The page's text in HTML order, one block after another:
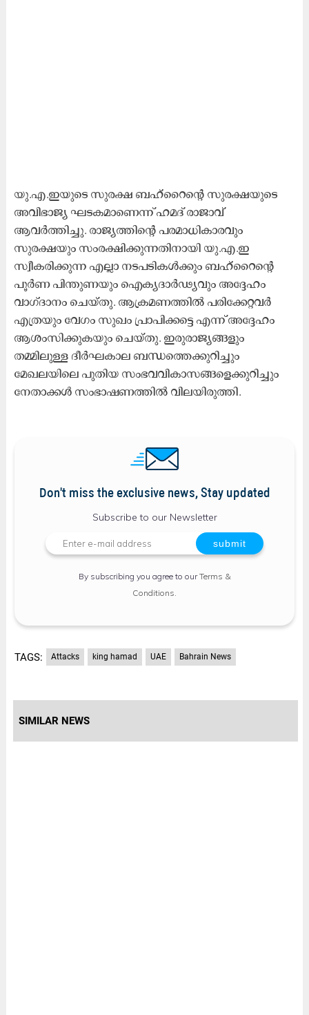
യു.എ.ഇയുടെ സുരക്ഷ ബഹ്‌റൈന്റെ സുരക്ഷയുടെ
അവിഭാജ്യ ഘടകമാണെന്ന് ഹമദ് രാജാവ്
ആവർത്തിച്ചു. രാജ്യത്തിന്റെ പരമാധികാരവും
സുരക്ഷയും സംരക്ഷിക്കുന്നതിനായി യു.എ.ഇ
സ്വീകരിക്കുന്ന എല്ലാ നടപടികൾക്കും ബഹ്‌റൈന്റെ
പൂർണ പിന്തുണയും ഐക്യദാർഢ്യവും അദ്ദേഹം
വാഗ്ദാനം ചെയ്തു. ആക്രമണത്തിൽ പരിക്കേറ്റവർ
എത്രയും വേഗം സുഖം പ്രാപിക്കട്ടെ എന്ന് അദ്ദേഹം
ആശംസിക്കുകയും ചെയ്തു. ഇരുരാജ്യങ്ങളും
തമ്മിലുള്ള ദീർഘകാല ബന്ധത്തെക്കുറിച്ചും
മേഖലയിലെ പുതിയ സംഭവവികാസങ്ങളെക്കുറിച്ചും
നേതാക്കൾ സംഭാഷണത്തിൽ വിലയിരുത്തി.
Don't miss the exclusive news, Stay updated
Subscribe to our Newsletter
By subscribing you agree to ourTerms &
Conditions
TAGS: Attacks king hamad UAE Bahrain News
SIMILAR NEWS